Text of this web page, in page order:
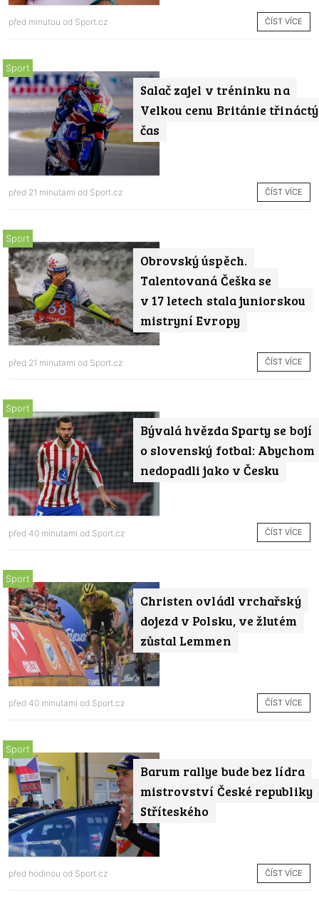
před minutou od Sport.cz ČÍST VÍCE
Salač zajel v tréninku na
Velkou cenu Británie třináctý
čas
Sport
před 21 minutami od Sport.cz ČÍST VÍCE
Obrovský úspěch.
Talentovaná Češka se
v 17 letech stala juniorskou
mistryní Evropy
Sport
před 21 minutami od Sport.cz ČÍST VÍCE
Bývalá hvězda Sparty se bojí
o slovenský fotbal: Abychom
nedopadli jako v Česku
Sport
před 40 minutami od Sport.cz ČÍST VÍCE
Christen ovládl vrchařský
dojezd v Polsku, ve žlutém
zůstal Lemmen
Sport
před 40 minutami od Sport.cz ČÍST VÍCE
Barum rallye bude bez lídra
mistrovství České republiky
Stříteského
Sport
před hodinou od Sport.cz ČÍST VÍCE